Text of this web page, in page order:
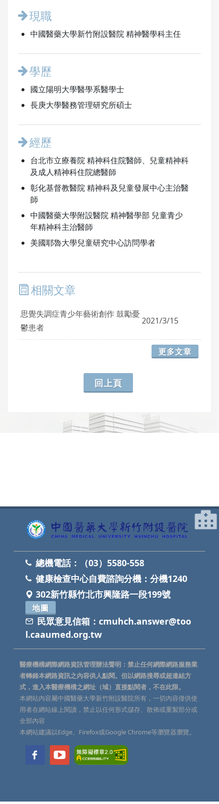
現職
中國醫藥大學新竹附設醫院 精神醫學科主任
學歷
國立陽明大學醫學系醫學士
長庚大學醫務管理研究所碩士
經歷
台北市立療養院 精神科住院醫師、兒童精神科
及成人精神科住院總醫師
彰化基督教醫院 精神科及兒童發展中心主治醫
師
中國醫藥大學附設醫院 精神醫學部 兒童青少
年精神科主治醫師
美國耶魯大學兒童研究中心訪問學者
相關文章
思覺失調症青少年藝術創作 鼓勵憂
鬱患者
2021/3/15
更多文章
回上頁
總機電話：
（03）5580-558
健康檢查中心自費諮詢分機： 分機1240
302新竹縣竹北市興隆路一段199號
地圖
民眾意見信箱： cmuhch.answer@too
l.caaumed.org.tw
醫療機構網際網路資訊管理辦法聲明：禁止任何網際網路服務業
者轉錄本網路資訊之內容供人點閱。但以網路搜尋或超連結方
式，進入本醫療機構之網址（域）直接點閱者，不在此限。
本網站內容屬中國醫藥大學新竹附設醫院所有，一切內容僅供使
用者在網站線上閱讀，禁止以任何形式儲存、散佈或重製部分或
全部內容
本網站建議以Edge、Firefox或Google Chrome等瀏覽器瀏覽。